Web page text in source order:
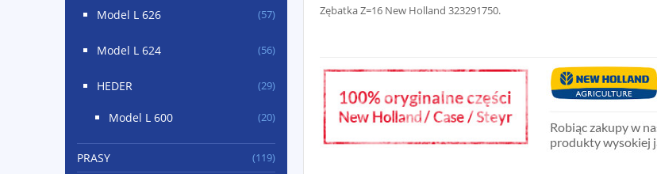
Model L 626 (57)
Model L 624 (56)
HEDER (29)
Model L 600 (20)
PRASY (119)
Zębatka Z=16 New Holland 323291750.